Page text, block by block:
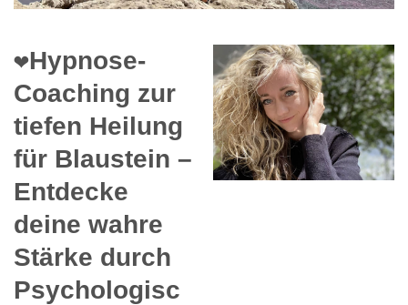
❤️Hypnose-
Coaching zur
tiefen Heilung
für Blaustein –
Entdecke
deine wahre
Stärke durch
Psychologisc